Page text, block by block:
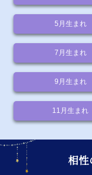
5 月生まれ
7 月生まれ
9 月生まれ
11 月生まれ
相性